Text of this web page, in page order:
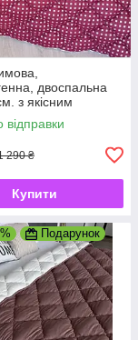
двоспальна
з якісним
холофайбер,
Україна
відправки
290 ₴
Купити
Подарунок